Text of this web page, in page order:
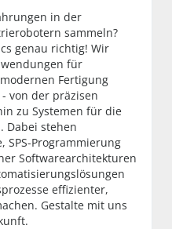
in der
sammeln?
genau richtig! Wir
für
Fertigung
von der präzisen
zu Systemen für die
Dabei stehen
SPS-Programmierung
Softwarearchitekturen
effizienter,
Gestalte mit uns